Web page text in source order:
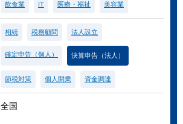
飲食業 IT 医療・福祉 美容業
相続 税務顧問 法人設立
確定申告（個人） 決算申告（法人）
節税対策 個人開業 資金調達
全国